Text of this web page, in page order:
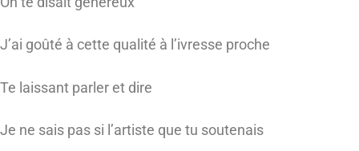
J’ai goûté à cette qualité à l’ivresse proche
Te laissant parler et dire
Je ne sais pas si l’artiste que tu soutenais